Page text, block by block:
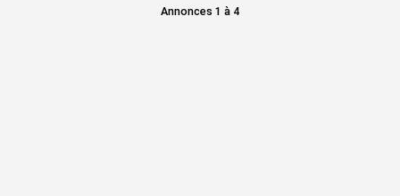
Annonces 1 à 4